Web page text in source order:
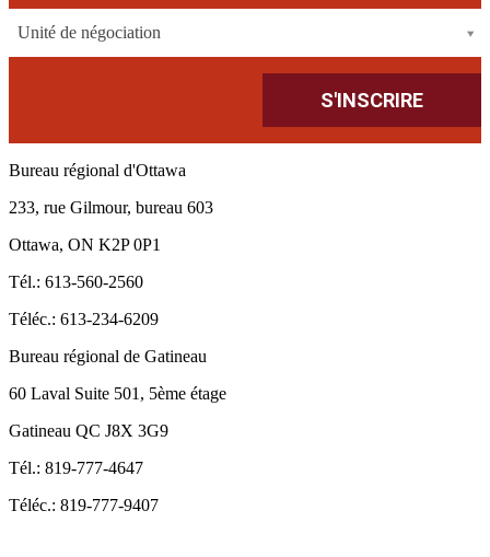
Unité de négociation
Bureau régional d'Ottawa
233, rue Gilmour, bureau 603
Ottawa, ON K2P 0P1
Tél.: 613-560-2560
Téléc.: 613-234-6209
Bureau régional de Gatineau
60 Laval Suite 501, 5ème étage
Gatineau QC J8X 3G9
Tél.: 819-777-4647
Téléc.: 819-777-9407